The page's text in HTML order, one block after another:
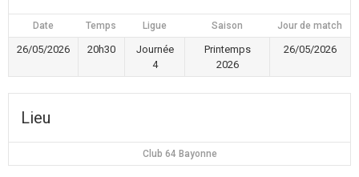
Date Temps Ligue Saison Jour de match
26/05/2026 20h30
Journée
4
Printemps
2026
26/05/2026
Lieu
Club 64 Bayonne